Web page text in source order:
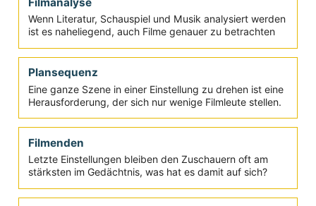
Filmanalyse
Wenn Literatur, Schauspiel und Musik analysiert werden
ist es naheliegend, auch Filme genauer zu betrachten
Eine ganze Szene in einer Einstellung zu drehen ist eine
Herausforderung, der sich nur wenige Filmleute stellen.